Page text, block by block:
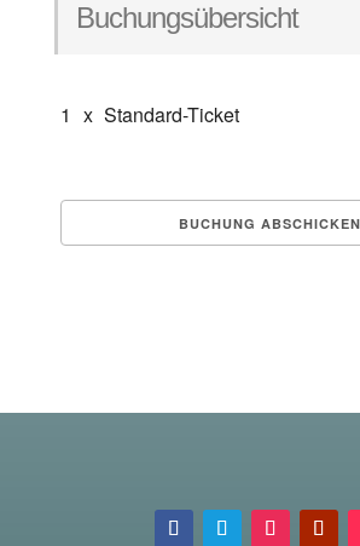
Buchungsübersicht
1 x Standard-Ticket